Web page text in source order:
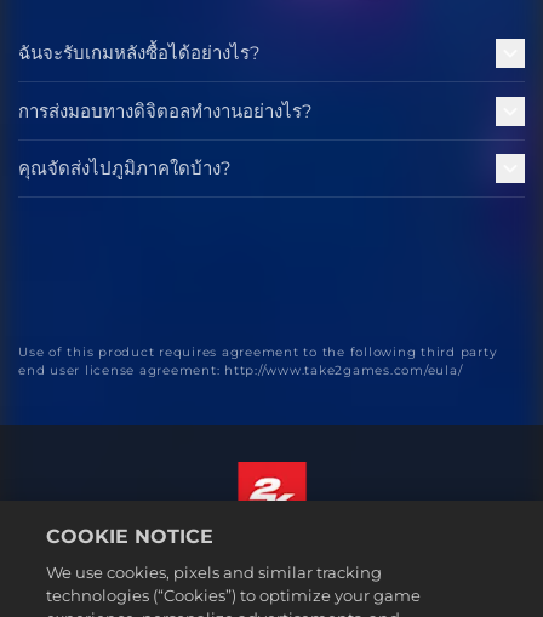
ฉันจะรับเกมหลังซื้อได้อย่างไร?
การส่งมอบทางดิจิตอลทำงานอย่างไร?
คุณจัดส่งไปภูมิภาคใดบ้าง?
Use of this product requires agreement to the following third party
end user license agreement: http://www.take2games.com/eula/
กฎหมาย
ไทย
COOKIE NOTICE
We use cookies, pixels and similar tracking
technologies (“Cookies”) to optimize your game